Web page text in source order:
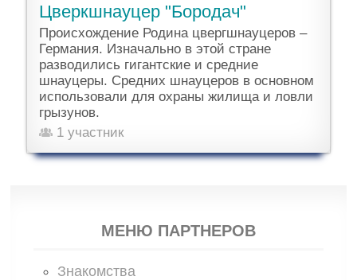
Цверкшнауцер "Бородач"
Происхождение Родина цвергшнауцеров –
Германия. Изначально в этой стране
разводились гигантские и средние
шнауцеры. Средних шнауцеров в основном
использовали для охраны жилища и ловли
грызунов.
1 участник
МЕНЮ ПАРТНЕРОВ
Знакомства